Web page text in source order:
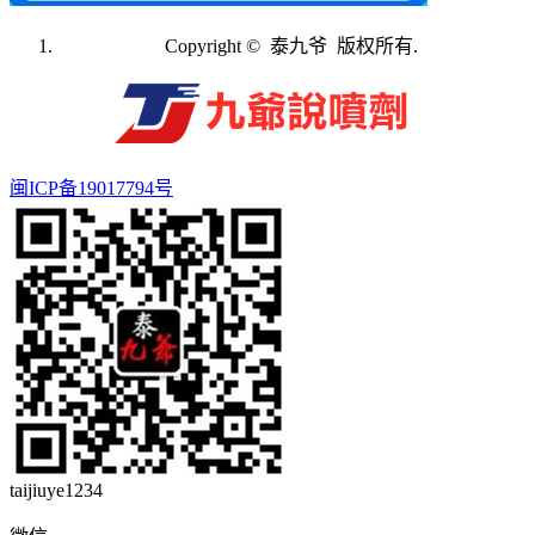
Copyright © 泰九爷 版权所有.
闽ICP备19017794号
taijiuye1234